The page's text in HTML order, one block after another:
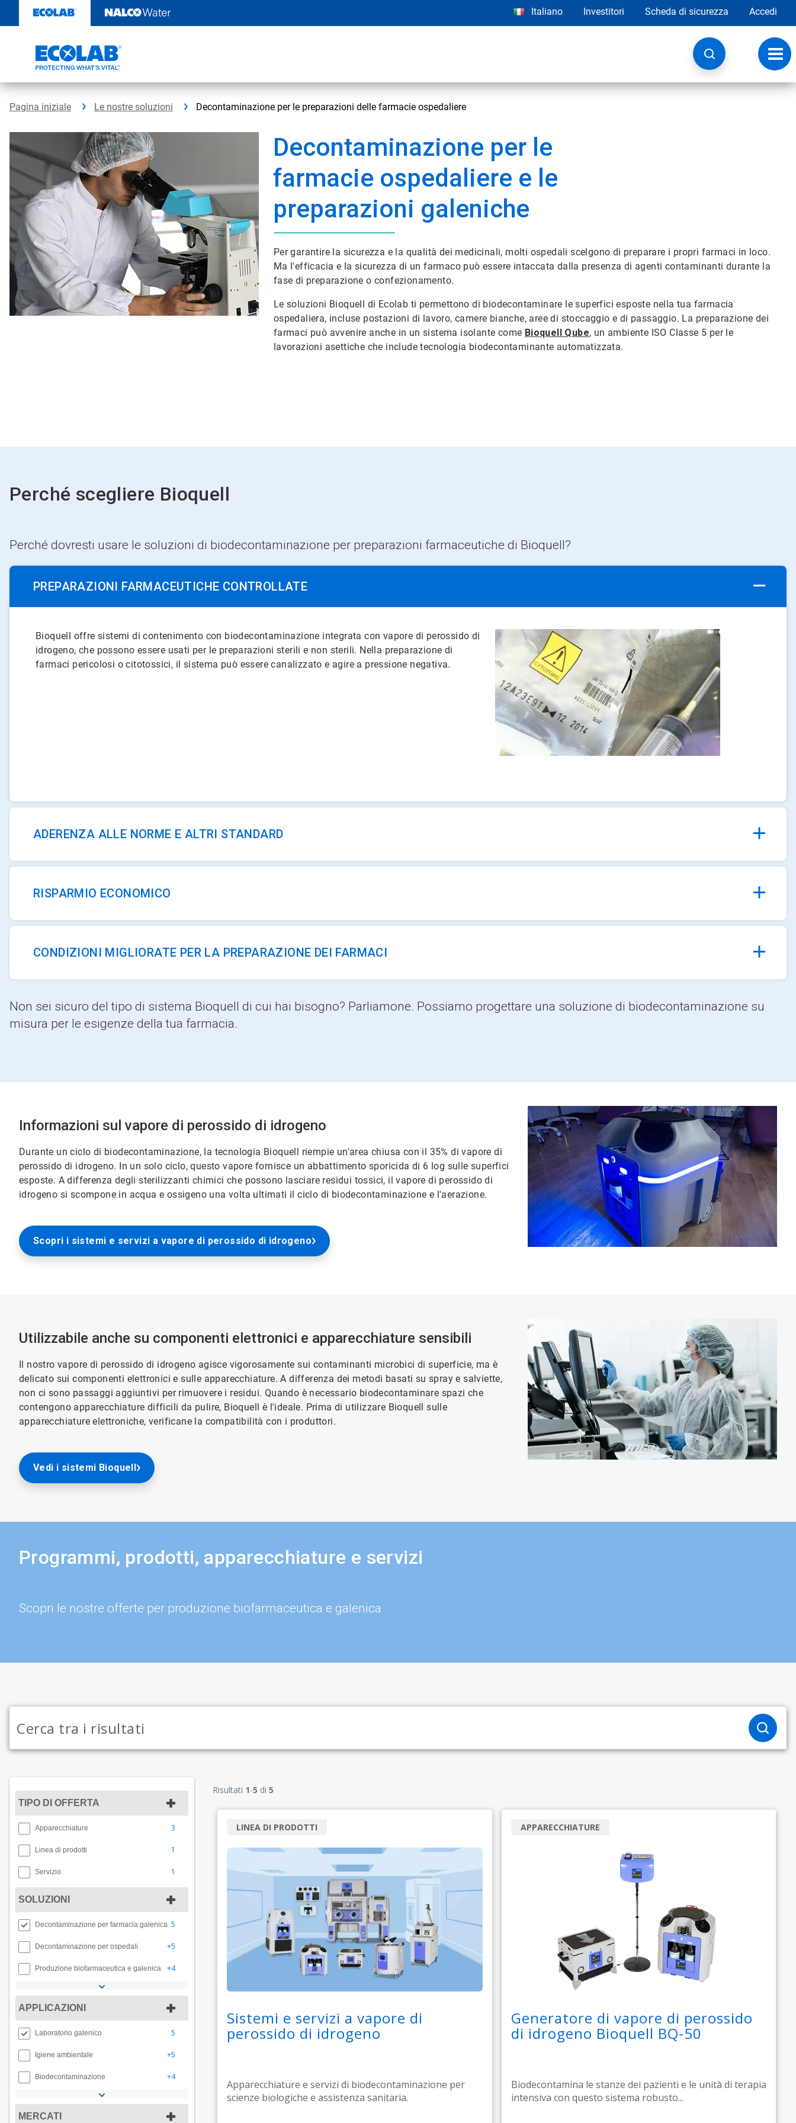
contenuto
Italiano Investitori Scheda di sicurezza Accedi
Pagina iniziale Le nostre soluzioni Decontaminazione per le preparazioni delle farmacie ospedaliere
Decontaminazione per le
farmacie ospedaliere e le
preparazioni galeniche
Per garantire la sicurezza e la qualità dei medicinali, molti ospedali scelgono di preparare i propri farmaci in loco.
Ma l'efficacia e la sicurezza di un farmaco può essere intaccata dalla presenza di agenti contaminanti durante la
fase di preparazione o confezionamento.
Le soluzioni Bioquell di Ecolab ti permettono di biodecontaminare le superfici esposte nella tua farmacia
ospedaliera, incluse postazioni di lavoro, camere bianche, aree di stoccaggio e di passaggio. La preparazione dei
farmaci può avvenire anche in un sistema isolante come Bioquell Qube, un ambiente ISO Classe 5 per le
lavorazioni asettiche che include tecnologia biodecontaminante automatizzata.
Perché scegliere Bioquell
Perché dovresti usare le soluzioni di biodecontaminazione per preparazioni farmaceutiche di Bioquell?
PREPARAZIONI FARMACEUTICHE CONTROLLATE
Bioquell offre sistemi di contenimento con biodecontaminazione integrata con vapore di perossido di
idrogeno, che possono essere usati per le preparazioni sterili e non sterili. Nella preparazione di
farmaci pericolosi o citotossici, il sistema può essere canalizzato e agire a pressione negativa.
ADERENZA ALLE NORME E ALTRI STANDARD
RISPARMIO ECONOMICO
CONDIZIONI MIGLIORATE PER LA PREPARAZIONE DEI FARMACI
Non sei sicuro del tipo di sistema Bioquell di cui hai bisogno? Parliamone. Possiamo progettare una soluzione di biodecontaminazione su
misura per le esigenze della tua farmacia.
Informazioni sul vapore di perossido di idrogeno
Durante un ciclo di biodecontaminazione, la tecnologia Bioquell riempie un'area chiusa con il 35% di vapore di
perossido di idrogeno. In un solo ciclo, questo vapore fornisce un abbattimento sporicida di 6 log sulle superfici
esposte. A differenza degli sterilizzanti chimici che possono lasciare residui tossici, il vapore di perossido di
idrogeno si scompone in acqua e ossigeno una volta ultimati il ciclo di biodecontaminazione e l'aerazione.
Scopri i sistemi e servizi a vapore di perossido di idrogeno
Utilizzabile anche su componenti elettronici e apparecchiature sensibili
Il nostro vapore di perossido di idrogeno agisce vigorosamente sui contaminanti microbici di superficie, ma è
delicato sui componenti elettronici e sulle apparecchiature. A differenza dei metodi basati su spray e salviette,
non ci sono passaggi aggiuntivi per rimuovere i residui. Quando è necessario biodecontaminare spazi che
contengono apparecchiature difficili da pulire, Bioquell è l'ideale. Prima di utilizzare Bioquell sulle
apparecchiature elettroniche, verificane la compatibilità con i produttori.
Vedi i sistemi Bioquell
Programmi, prodotti, apparecchiature e servizi
Scopri le nostre offerte per produzione biofarmaceutica e galenica
TIPO DI OFFERTA
Apparecchiature 3
Linea di prodotti 1
Servizio 1
SOLUZIONI
Decontaminazione per farmacia galenica 5
Decontaminazione per ospedali +5
Produzione biofarmaceutica e galenica +4
APPLICAZIONI
Laboratorio galenico 5
Igiene ambientale +5
Biodecontaminazione +4
MERCATI
Risultati 1-5 di 5
Sistemi e servizi a vapore di
perossido di idrogeno
Apparecchiature e servizi di biodecontaminazione per
scienze biologiche e assistenza sanitaria.
LINEA DI PRODOTTI
Generatore di vapore di perossido
di idrogeno Bioquell BQ-50
Biodecontamina le stanze dei pazienti e le unità di terapia
intensiva con questo sistema robusto...
APPARECCHIATURE